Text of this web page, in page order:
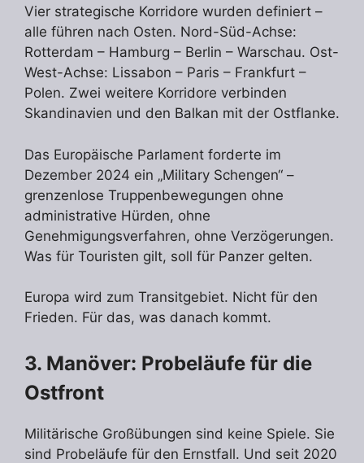
Vier strategische Korridore wurden definiert –
alle führen nach Osten. Nord-Süd-Achse:
Rotterdam – Hamburg – Berlin – Warschau. Ost-
West-Achse: Lissabon – Paris – Frankfurt –
Polen. Zwei weitere Korridore verbinden
Skandinavien und den Balkan mit der Ostflanke.
Das Europäische Parlament forderte im
Dezember 2024 ein „Military Schengen“ –
grenzenlose Truppenbewegungen ohne
administrative Hürden, ohne
Genehmigungsverfahren, ohne Verzögerungen.
Was für Touristen gilt, soll für Panzer gelten.
Europa wird zum Transitgebiet. Nicht für den
Frieden. Für das, was danach kommt.
3. Manöver: Probeläufe für die
Ostfront
Militärische Großübungen sind keine Spiele. Sie
sind Probeläufe für den Ernstfall. Und seit 2020